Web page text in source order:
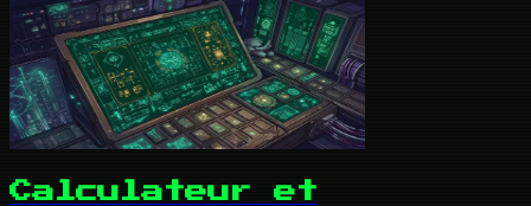
Calculateur et